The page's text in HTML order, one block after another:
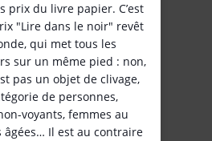
prix du livre papier. C’est
"Lire dans le noir" revêt
qui met tous les
sur un même pied : non,
pas un objet de clivage,
de personnes,
voyants, femmes au
âgées… Il est au contraire